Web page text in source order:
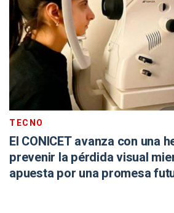
TECNO
El CONICET avanza con una
prevenir la pérdida visual
apuesta por una promesa